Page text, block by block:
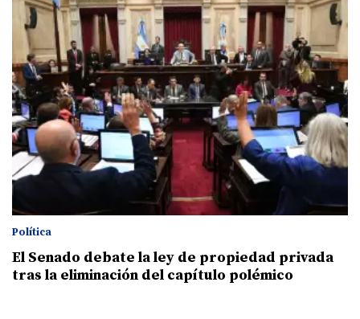
Política
El Senado debate la ley de propiedad privada
tras la eliminación del capítulo polémico